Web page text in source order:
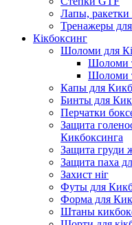
Лапы,
Тренажеры
Кікбоксинг
Шоломи для
Шоломи
Шоломи
Капы для
Бинты для
Перчатки
Защита
Кикбоксинга
Защита груди
Защита паха
Захист ніг
Футы для
Форма для
Штаны